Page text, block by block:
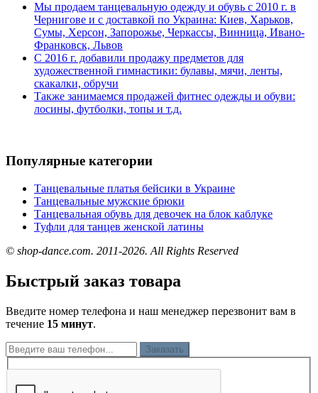
Мы продаем танцевальную одежду и обувь с 2010 г. в
Чернигове и с доставкой по Украина: Киев, Харьков,
Сумы, Херсон, Запорожье, Черкассы, Винница, Ивано-
Франковск, Львов
С 2016 г. добавили продажу предметов для
художественной гимнастики: булавы, мячи, ленты,
скакалки, обручи
Также занимаемся продажей фитнес одежды и обуви:
лосины, футболки, топы и т.д.
Популярные категории
Танцевальные платья бейсики в Украине
Танцевальные мужские брюки
Танцевальная обувь для девочек на блок каблуке
Туфли для танцев женской латины
© shop-dance.com. 2011-2026. All Rights Reserved
Быстрый заказ товара
Введите номер телефона и наш менеджер перезвонит вам в
течение 15 минут.
Заказать